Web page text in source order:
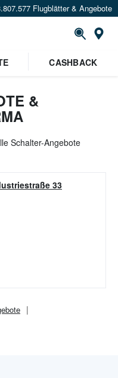
Flugblätter & Angebote
CASHBACK
&
Schalter-Angebote
33